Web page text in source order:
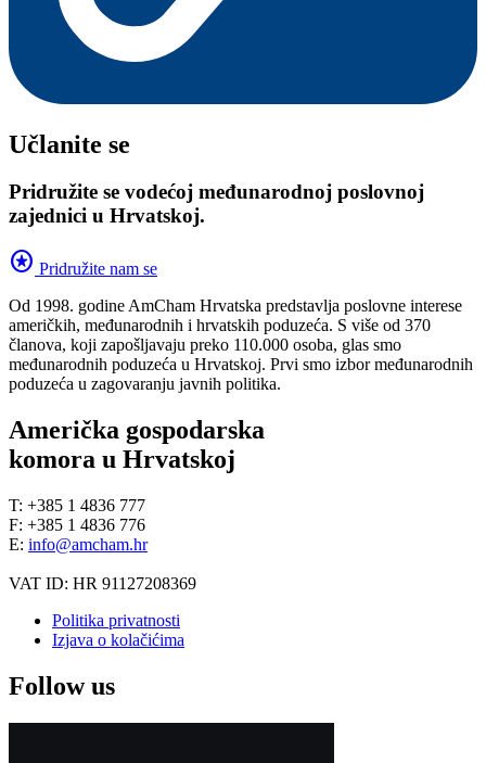
Učlanite se
Pridružite se vodećoj međunarodnoj poslovnoj
zajednici u Hrvatskoj.
stars Pridružite nam se
Od 1998. godine AmCham Hrvatska predstavlja poslovne interese
američkih, međunarodnih i hrvatskih poduzeća. S više od 370
članova, koji zapošljavaju preko 110.000 osoba, glas smo
međunarodnih poduzeća u Hrvatskoj. Prvi smo izbor međunarodnih
poduzeća u zagovaranju javnih politika.
Američka gospodarska
komora u Hrvatskoj
T: +385 1 4836 777
F: +385 1 4836 776
E: info@amcham.hr
VAT ID: HR 91127208369
Politika privatnosti
Izjava o kolačićima
Follow us